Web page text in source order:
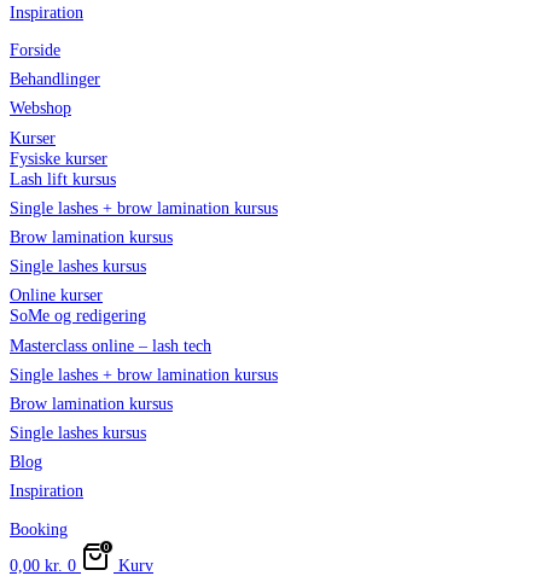
Inspiration
Forside
Behandlinger
Webshop
Kurser
Fysiske kurser
Lash lift kursus
Single lashes + brow lamination kursus
Brow lamination kursus
Single lashes kursus
Online kurser
SoMe og redigering
Masterclass online – lash tech
Single lashes + brow lamination kursus
Brow lamination kursus
Single lashes kursus
Blog
Inspiration
Booking
0,00 kr. 0 Kurv